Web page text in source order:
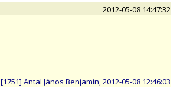
2012-05-08 14:47:32
[1751] Antal János Benjamin, 2012-05-08 12:46:03